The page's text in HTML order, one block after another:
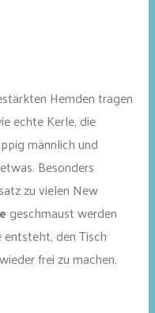
Hemden tragen
echte Kerle, die
männlich und
Besonders
zu vielen New
geschmaust werden
entsteht, den Tisch
frei zu machen.